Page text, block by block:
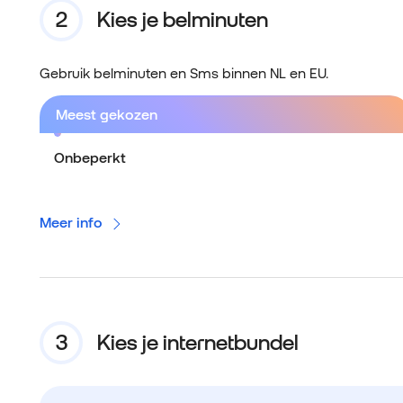
Kies je belminuten
Gebruik belminuten en Sms binnen NL en EU.
Meest gekozen
Onbeperkt
Meer info
Kies je internetbundel